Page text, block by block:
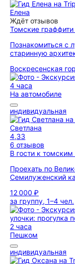
Елена
Ждёт отзывов
Томские граффити
Познакомиться с
старинную
Воскресенская
4 часа
На автомобиле
индивидуальная
Светлана
4,33
6 отзывов
В гости к
Проехать по
Семилуженский
12 000 ₽
за группу, 1–4 чел.
2 часа
Пешком
индивидуальная